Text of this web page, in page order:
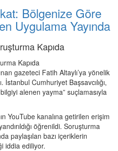
Bölgenize Göre
Uygulama Yayında
Kapıda
gazeteci Fatih Altaylı’ya yönelik
Cumhuriyet Başsavcılığı,
bilgiyi alenen yayma” suçlamasıyla
YouTube kanalına getirilen erişim
öğrenildi. Soruşturma
paylaşılan bazı içeriklerin
iddia ediliyor.